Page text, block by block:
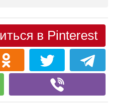
в Pinterest